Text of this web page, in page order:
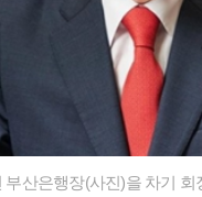
산은행장(사진)을 차기 회